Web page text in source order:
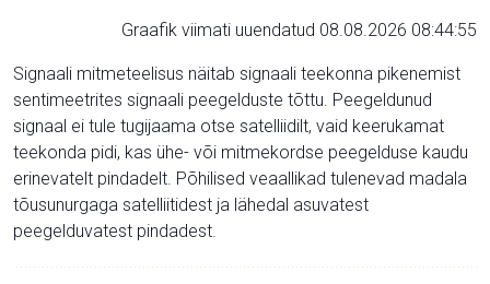
Graafik viimati uuendatud 08.08.2026 08:44:55
Signaali mitmeteelisus näitab signaali teekonna pikenemist
sentimeetrites signaali peegelduste tõttu. Peegeldunud
signaal ei tule tugijaama otse satelliidilt, vaid keerukamat
teekonda pidi, kas ühe- või mitmekordse peegelduse kaudu
erinevatelt pindadelt. Põhilised veaallikad tulenevad madala
tõusunurgaga satelliitidest ja lähedal asuvatest
peegelduvatest pindadest.